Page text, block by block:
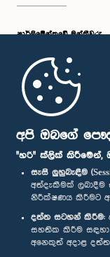
අපි ඔබගේ
"හරි" ක්ලික් කිරීමෙන්,
සැසි ලුහුබැඳීම
අත්දැකීමක් ලබාදීම
නිරීක්ෂණය කිරීමට
දත්ත සටහන් කිරීම:
සහතික කිරීම සඳහා
අනෙකුත් අදාළ
පාර්ලි‌මේන්තුවේ මන්ත්‍රීවරු
මුල් පිටුව
පාර්ලිමේන්තු ජංගම යෙදුම
අප හා සම්බන්ධ වී